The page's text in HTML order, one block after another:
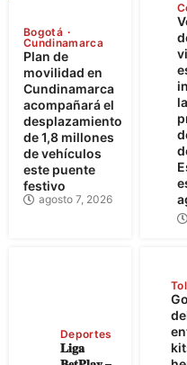
Bogotá
Cundinamarca
Plan de
movilidad en
Cundinamarca
acompañará el
desplazamiento
de 1,8 millones
de vehículos
este puente
festivo
agosto 7, 2026
Deportes
𝐋𝐢𝐠𝐚